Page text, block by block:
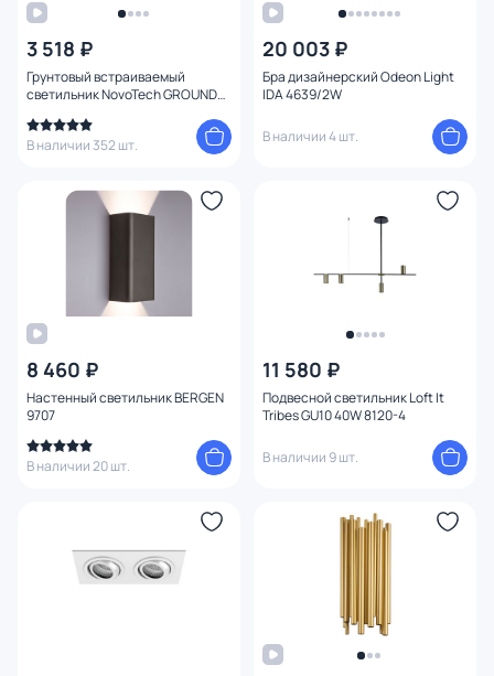
3 518 ₽
Грунтовый встраиваемый
светильник NovoTech GROUND
В наличии 352 шт.
20 003 ₽
Бра дизайнерский Odeon Light
IDA 4639/2W
В наличии 4 шт.
8 460 ₽
Настенный светильник BERGEN
9707
В наличии 20 шт.
11 580 ₽
Подвесной светильник Loft It
Tribes GU10 40W 8120-4
В наличии 9 шт.